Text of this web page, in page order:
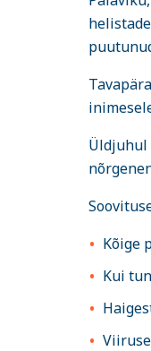
Üldjuhul
Kõige
Kui